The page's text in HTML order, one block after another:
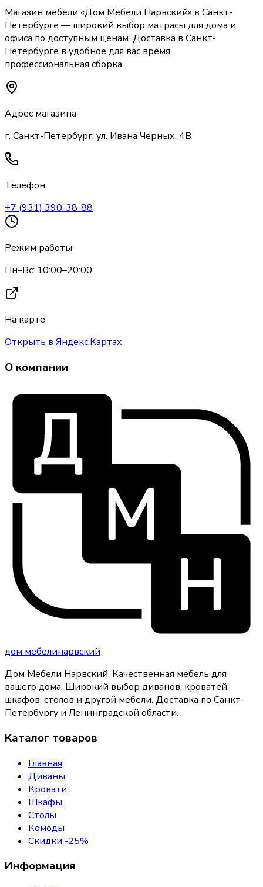
Магазин мебели «Дом Мебели Нарвский» в Санкт-
Петербурге — широкий выбор матрасы для дома и
офиса по доступным ценам. Доставка в Санкт-
Петербурге в удобное для вас время,
профессиональная сборка.
Адрес магазина
г. Санкт-Петербург, ул. Ивана Черных, 4В
Телефон
+7 (931) 390-38-88
Режим работы
Пн–Вс: 10:00–20:00
На карте
Открыть в Яндекс.Картах
О компании
дом мебелинарвский
Дом Мебели Нарвский. Качественная мебель для
вашего дома. Широкий выбор диванов, кроватей,
шкафов, столов и другой мебели. Доставка по Санкт-
Петербургу и Ленинградской области.
Каталог товаров
Главная
Диваны
Кровати
Шкафы
Столы
Комоды
Скидки -25%
Информация